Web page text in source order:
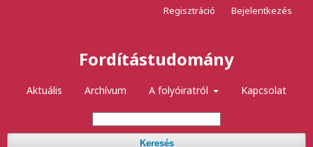
Fordítástudomány
Aktuális Archívum A folyóiratról Kapcsolat
Keresés
Regisztráció Bejelentkezés